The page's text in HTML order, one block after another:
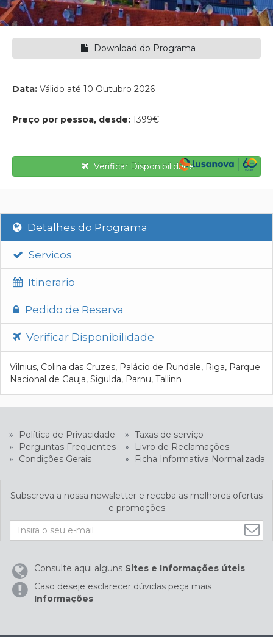
Download do Programa
Data: Válido até 10 Outubro 2026
Preço por pessoa, desde: 1399€
Verificar Disponibilidade
Detalhes do Programa
Servicos
Itinerario
Pedido de Reserva
Verificar Disponibilidade
Vilnius, Colina das Cruzes, Palácio de Rundale, Riga, Parque
Nacional de Gauja, Sigulda, Parnu, Tallinn
» Política de Privacidade » Taxas de serviço
»
Perguntas Frequentes »
Livro de Reclamações
»
Condições Gerais » Ficha Informativa Normalizada
Subscreva a nossa newsletter e receba as melhores ofertas
e promoções
Consulte aqui alguns Sites e Informações úteis
Caso deseje esclarecer dúvidas peça mais
Informações